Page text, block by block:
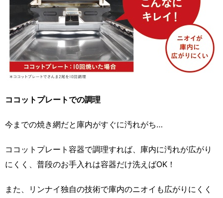
ココットプレートでの調理
今までの焼き網だと庫内がすぐに汚れがち…
ココットプレート容器で調理すれば、庫内に汚れが広がり
にくく、普段のお手入れは容器だけ洗えばOK！
また、リンナイ独自の技術で庫内のニオイも広がりにくく